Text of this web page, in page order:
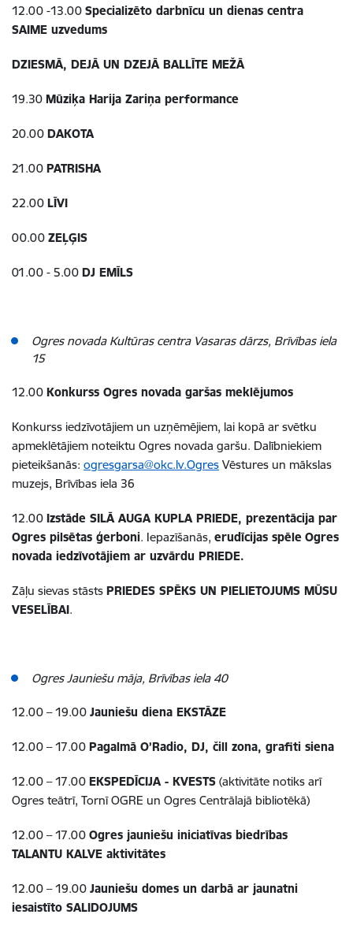
12.00 -13.00 Specializēto darbnīcu un dienas centra
SAIME uzvedums
DZIESMĀ, DEJĀ UN DZEJĀ BALLĪTE MEŽĀ
19.30 Mūziķa Harija Zariņa performance
20.00 DAKOTA
21.00 PATRISHA
22.00 LĪVI
00.00 ZEĻĢIS
01.00 - 5.00 DJ EMĪLS
Ogres novada Kultūras centra Vasaras dārzs, Brīvības iela
15
12.00 Konkurss Ogres novada garšas meklējumos
Konkurss iedzīvotājiem un uzņēmējiem, lai kopā ar svētku
apmeklētājiem noteiktu Ogres novada garšu. Dalībniekiem
pieteikšanās: ogresgarsa@okc.lv.Ogres Vēstures un mākslas
muzejs, Brīvības iela 36
12.00 Izstāde SILĀ AUGA KUPLA PRIEDE, prezentācija par
Ogres pilsētas ģerboni. Iepazīšanās, erudīcijas spēle Ogres
novada iedzīvotājiem ar uzvārdu PRIEDE.
Zāļu sievas stāsts PRIEDES SPĒKS UN PIELIETOJUMS MŪSU
VESELĪBAI.
Ogres Jauniešu māja, Brīvības iela 40
12.00 – 19.00 Jauniešu diena EKSTĀZE
12.00 – 17.00 Pagalmā O’Radio, DJ, čill zona, grafiti siena
12.00 – 17.00 EKSPEDĪCIJA - KVESTS (aktivitāte notiks arī
Ogres teātrī, Tornī OGRE un Ogres Centrālajā bibliotēkā)
12.00 – 17.00 Ogres jauniešu iniciatīvas biedrības
TALANTU KALVE aktivitātes
12.00 – 19.00 Jauniešu domes un darbā ar jaunatni
iesaistīto SALIDOJUMS